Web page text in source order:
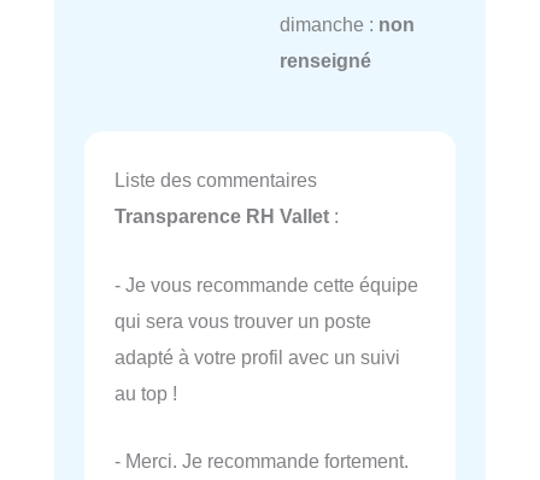
dimanche : non
renseigné
Liste des commentaires
Transparence RH Vallet :
- Je vous recommande cette équipe
qui sera vous trouver un poste
adapté à votre profil avec un suivi
au top !
- Merci. Je recommande fortement.